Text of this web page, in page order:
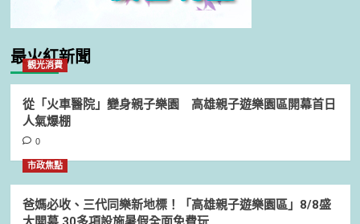
最火紅新聞
觀光消費
從「火車醫院」變身親子樂園 高雄親子遊樂園區開幕首日
人氣爆棚
0
市政焦點
爸媽必收、三代同樂新地標！「高雄親子遊樂園區」8/8盛